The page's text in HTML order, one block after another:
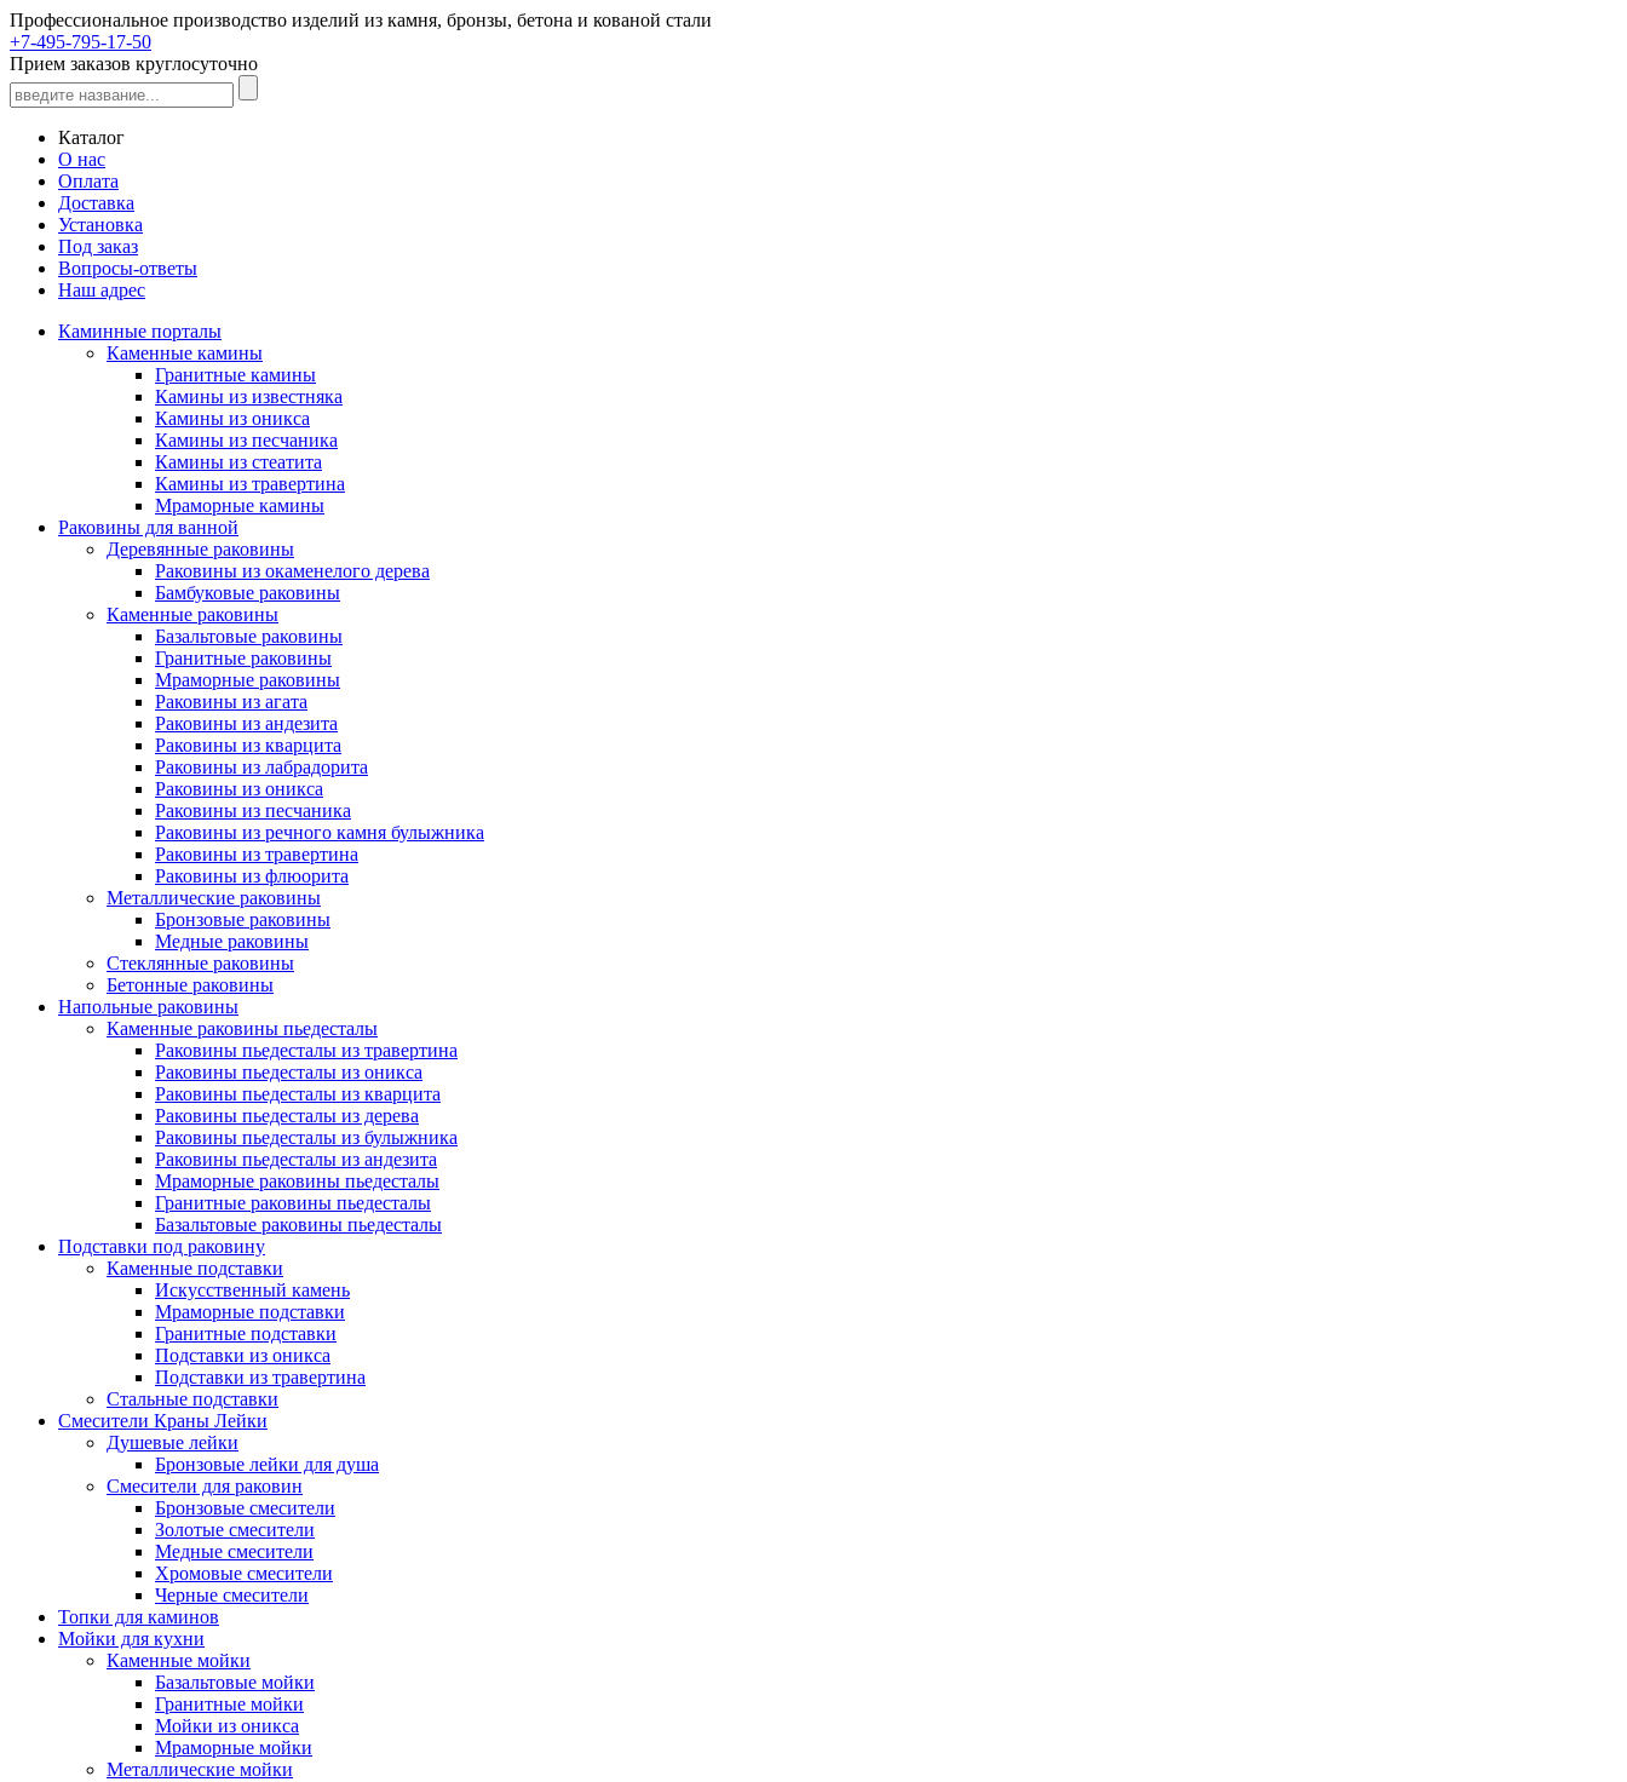
Профессиональное производство изделий из камня, бронзы, бетона и кованой стали
+7-495-795-17-50
Прием заказов круглосуточно
Каталог
О нас
Оплата
Доставка
Установка
Под заказ
Вопросы-ответы
Наш адрес
Каминные порталы
Каменные камины
Гранитные камины
Камины из известняка
Камины из оникса
Камины из песчаника
Камины из стеатита
Камины из травертина
Мраморные камины
Раковины для ванной
Деревянные раковины
Раковины из окаменелого дерева
Бамбуковые раковины
Каменные раковины
Базальтовые раковины
Гранитные раковины
Мраморные раковины
Раковины из агата
Раковины из андезита
Раковины из кварцита
Раковины из лабрадорита
Раковины из оникса
Раковины из песчаника
Раковины из речного камня булыжника
Раковины из травертина
Раковины из флюорита
Металлические раковины
Бронзовые раковины
Медные раковины
Стеклянные раковины
Бетонные раковины
Напольные раковины
Каменные раковины пьедесталы
Раковины пьедесталы из травертина
Раковины пьедесталы из оникса
Раковины пьедесталы из кварцита
Раковины пьедесталы из дерева
Раковины пьедесталы из булыжника
Раковины пьедесталы из андезита
Мраморные раковины пьедесталы
Гранитные раковины пьедесталы
Базальтовые раковины пьедесталы
Подставки под раковину
Каменные подставки
Искусственный камень
Мраморные подставки
Гранитные подставки
Подставки из оникса
Подставки из травертина
Стальные подставки
Смесители Краны Лейки
Душевые лейки
Бронзовые лейки для душа
Смесители для раковин
Бронзовые смесители
Золотые смесители
Медные смесители
Хромовые смесители
Черные смесители
Топки для каминов
Мойки для кухни
Каменные мойки
Базальтовые мойки
Гранитные мойки
Мойки из оникса
Мраморные мойки
Металлические мойки